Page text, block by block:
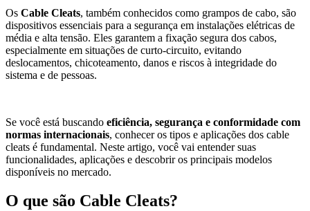
Os Cable Cleats, também conhecidos como grampos de cabo, são
dispositivos essenciais para a segurança em instalações elétricas de
média e alta tensão. Eles garantem a fixação segura dos cabos,
especialmente em situações de curto-circuito, evitando
deslocamentos, chicoteamento, danos e riscos à integridade do
sistema e de pessoas.
Se você está buscando eficiência, segurança e conformidade com
normas internacionais, conhecer os tipos e aplicações dos cable
cleats é fundamental. Neste artigo, você vai entender suas
funcionalidades, aplicações e descobrir os principais modelos
disponíveis no mercado.
O que são Cable Cleats?